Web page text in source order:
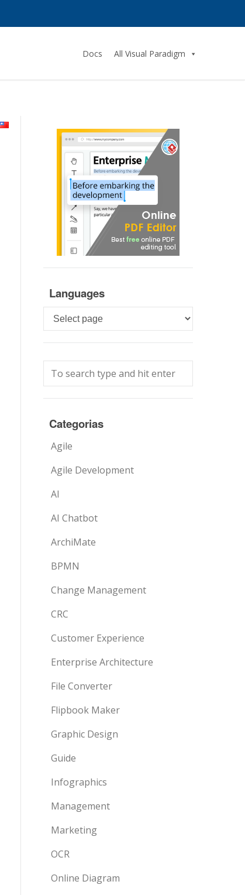
Docs All Visual Paradigm
Languages
Languages
Categorias
Agile
Agile Development
AI
AI Chatbot
ArchiMate
BPMN
Change Management
CRC
Customer Experience
Enterprise Architecture
File Converter
Flipbook Maker
Graphic Design
Guide
Infographics
Management
Marketing
OCR
Online Diagram